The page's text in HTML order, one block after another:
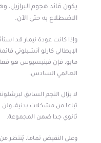
يكون قائد هجوم البرازيل،
الاضطلاع به حتى الآن.
وإذا كانت عودة نيمار قد
مايو، فإن فينيسيوس هو
العالمي السادس.
لا يزال النجم السابق
تباعا من مشكلات بدنية،
ثانوي جدا ضمن المجموعة.